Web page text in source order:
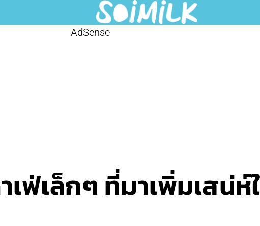
AdSense
เฟ่เล็กๆ ที่มาเพิ่มเสน่